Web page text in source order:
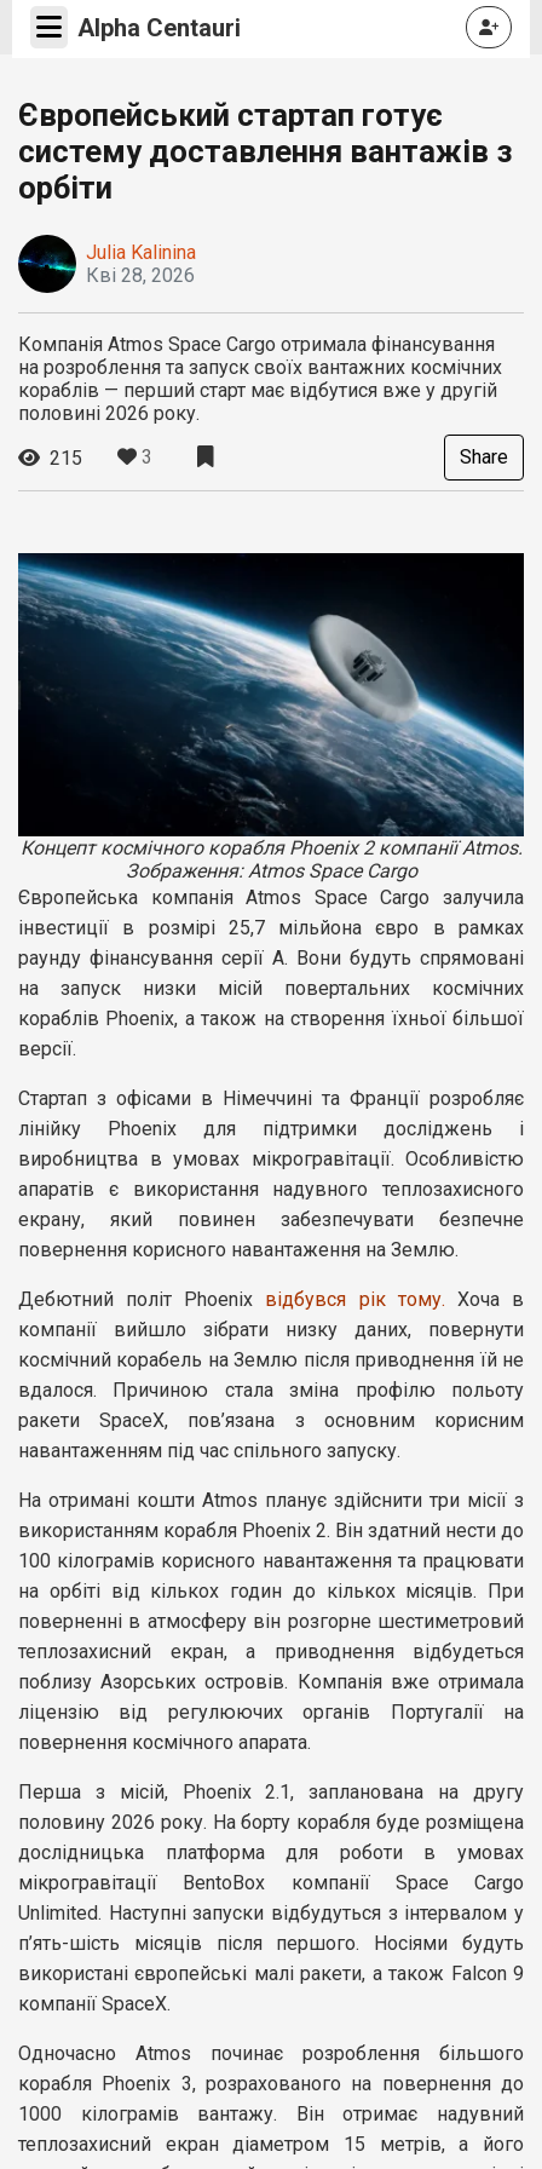
Alpha Centauri
Європейський стартап готує
систему доставлення вантажів з
орбіти
Julia Kalinina
Кві 28, 2026
Компанія Atmos Space Cargo отримала фінансування
на розроблення та запуск своїх вантажних космічних
кораблів — перший старт має відбутися вже у другій
половині 2026 року.
215
3 Share
Концепт космічного корабля Phoenix 2 компанії Atmos.
Зображення: Atmos Space Cargo
Європейська компанія Atmos Space Cargo залучила
інвестиції в розмірі 25,7 мільйона євро в рамках
раунду фінансування серії А. Вони будуть спрямовані
на запуск низки місій повертальних космічних
кораблів Phoenix, а також на створення їхньої більшої
версії.
Стартап з офісами в Німеччині та Франції розробляє
лінійку Phoenix для підтримки досліджень і
виробництва в умовах мікрогравітації. Особливістю
апаратів є використання надувного теплозахисного
екрану, який повинен забезпечувати безпечне
повернення корисного навантаження на Землю.
Дебютний політ Phoenix відбувся рік тому. Хоча в
компанії вийшло зібрати низку даних, повернути
космічний корабель на Землю після приводнення їй не
вдалося. Причиною стала зміна профілю польоту
ракети SpaceX, пов’язана з основним корисним
навантаженням під час спільного запуску.
На отримані кошти Atmos планує здійснити три місії з
використанням корабля Phoenix 2. Він здатний нести до
100 кілограмів корисного навантаження та працювати
на орбіті від кількох годин до кількох місяців. При
поверненні в атмосферу він розгорне шестиметровий
теплозахисний екран, а приводнення відбудеться
поблизу Азорських островів. Компанія вже отримала
ліцензію від регулюючих органів Португалії на
повернення космічного апарата.
Перша з місій, Phoenix 2.1, запланована на другу
половину 2026 року. На борту корабля буде розміщена
дослідницька платформа для роботи в умовах
мікрогравітації BentoBox компанії Space Cargo
Unlimited. Наступні запуски відбудуться з інтервалом у
п’ять-шість місяців після першого. Носіями будуть
використані європейські малі ракети, а також Falcon 9
компанії SpaceX.
Одночасно Atmos починає розроблення більшого
корабля Phoenix 3, розрахованого на повернення до
1000 кілограмів вантажу. Він отримає надувний
теплозахисний екран діаметром 15 метрів, а його